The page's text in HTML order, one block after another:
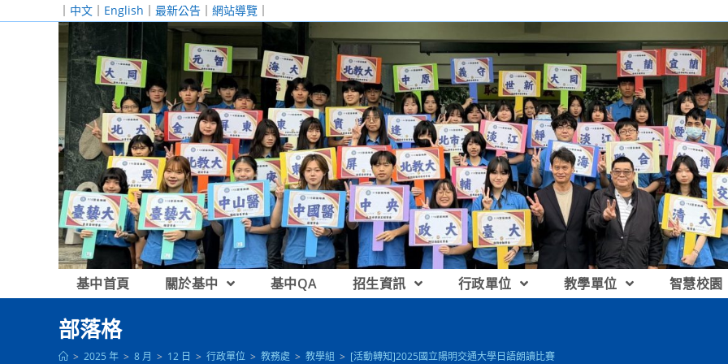
｜ 中文 ｜ English ｜ 最新公告 ｜ 網站導覽 ｜
基中首頁 關於基中 基中QA 招生資訊 行政單位 教學單位 智慧校園
部落格
> 2025 年 > 8 月 > 12 日 > 行政單位 > 教務處 > 教學組 > [活動轉知]2025國立陽明交通大學日語朗讀比賽